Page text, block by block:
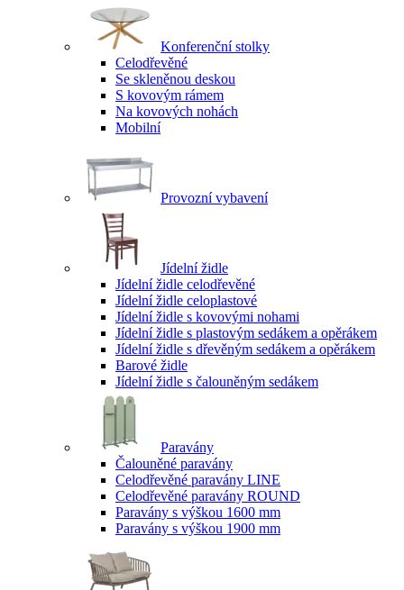
Konferenční stolky
Celodřevěné
Se skleněnou deskou
S kovovým rámem
Na kovových nohách
Mobilní
Provozní vybavení
Jídelní židle
Jídelní židle celodřevěné
Jídelní židle celoplastové
Jídelní židle s kovovými nohami
Jídelní židle s plastovým sedákem a opěrákem
Jídelní židle s dřevěným sedákem a opěrákem
Barové židle
Jídelní židle s čalouněným sedákem
Paravány
Čalouněné paravány
Celodřevěné paravány LINE
Celodřevěné paravány ROUND
Paravány s výškou 1600 mm
Paravány s výškou 1900 mm